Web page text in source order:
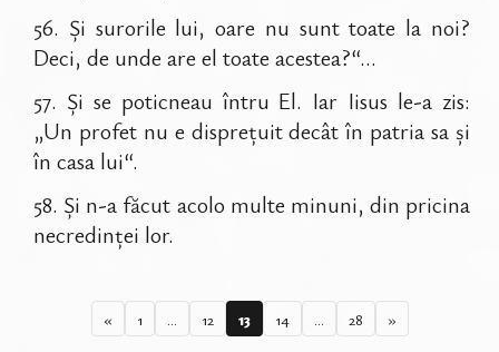
56. Și surorile lui, oare nu sunt toate la noi?
Deci, de unde are el toate acestea?“...
57. Și se poticneau întru El. Iar Iisus le-a zis:
„Un profet nu e disprețuit decât în patria sa și
în casa lui“.
58. Și n-a făcut acolo multe minuni, din pricina
necredinței lor.
« 1 ... 12 13 14 ... 28 »